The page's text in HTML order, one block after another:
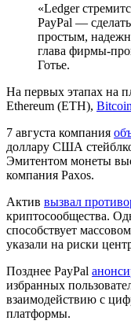
«Ledger
PayPal —
простым,
глава фирмы-
Готье.
На первых этапах на
Ethereum (ETH),
7 августа компания
доллару США
Эмитентом монеты
компания Paxos.
Актив вызвал
криптосообщества.
способствует
указали на риски
Позднее PayPal
избранных
взаимодействию с
платформы.